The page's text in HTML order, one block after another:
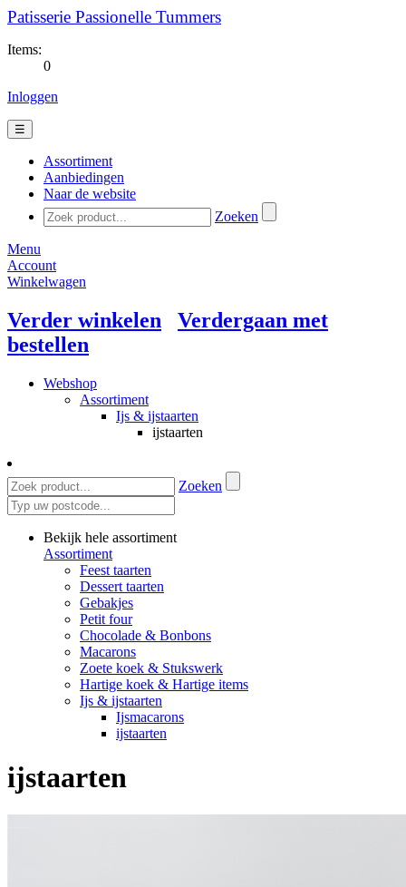
Patisserie Passionelle Tummers
Items:
0
Inloggen
☰
Assortiment
Aanbiedingen
Naar de website
Zoeken
Menu
Account
Winkelwagen
Verder winkelen
Verdergaan met
bestellen
Webshop
Assortiment
Ijs & ijstaarten
ijstaarten
Zoeken
Bekijk hele assortiment
Assortiment
Feest taarten
Dessert taarten
Gebakjes
Petit four
Chocolade & Bonbons
Macarons
Zoete koek & Stukswerk
Hartige koek & Hartige items
Ijs & ijstaarten
Ijsmacarons
ijstaarten
ijstaarten